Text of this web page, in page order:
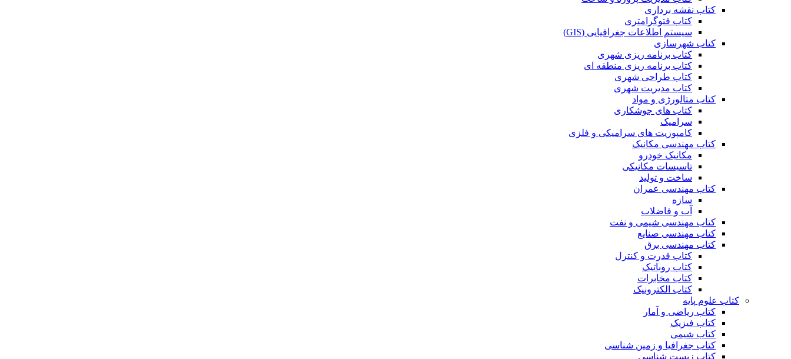
کتاب نقشه برداری
کتاب فتوگرامتری
سیستم اطلاعات جغرافیایی (GIS)
کتاب شهرسازی
کتاب برنامه ریزی شهری
کتاب برنامه ریزی منطقه ای
کتاب طراحی شهری
کتاب مدیریت شهری
کتاب متالورژی و مواد
کتاب های جوشکاری
سرامیک
کامپوزیت های سرامیکی و فلزی
کتاب مهندسی مکانیک
مکانیک خودرو
تاسیسات مکانیکی
ساخت و تولید
کتاب مهندسی عمران
سازه
آب و فاضلاب
کتاب مهندسی شیمی و نفت
کتاب مهندسی صنایع
کتاب مهندسی برق
کتاب قدرت و کنترل
کتاب روباتیک
کتاب مخابرات
کتاب الکترونیک
کتاب علوم پایه
کتاب ریاضی و آمار
کتاب فیزیک
کتاب شیمی
کتاب جغرافیا و زمین شناسی
کتاب زیست شناسی